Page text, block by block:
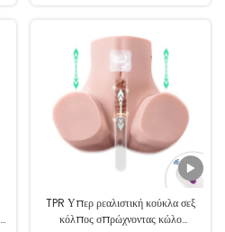
TPR Υπερ ρεαλιστική κούκλα σεξ
κόλπος σπρώχνοντας κώλο